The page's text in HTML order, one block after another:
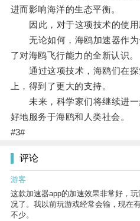
进而影响海洋的生态平衡。
因此，对于这项技术的使用
无论如何，海鸥加速器作为
了对海鸥飞行能力的全新认识。
通过这项技术，海鸥们在探
上，得到了更大的支持。
未来，科学家们将继续进一
好地服务于海鸥和人类社会。
#3#
评论
游客
这款加速器app的加速效果非常好，
况了。我以前玩游戏经常会输，现在
不少。